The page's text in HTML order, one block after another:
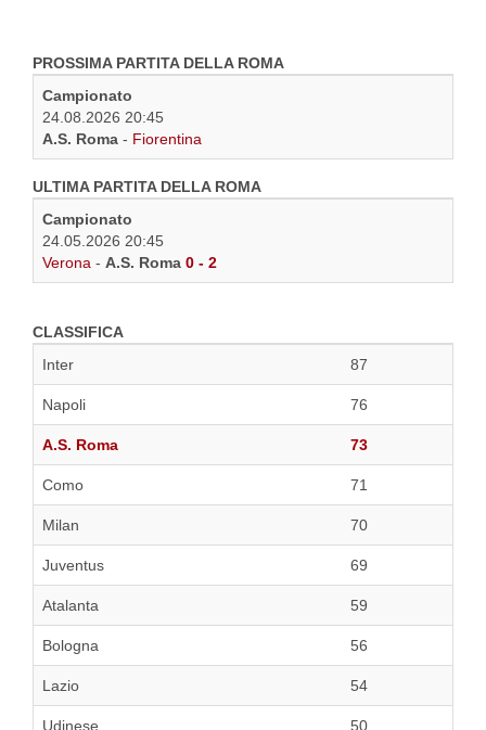
PROSSIMA PARTITA DELLA ROMA
Campionato
24.08.2026 20:45
A.S. Roma - Fiorentina
ULTIMA PARTITA DELLA ROMA
Campionato
24.05.2026 20:45
Verona - A.S. Roma 0 - 2
CLASSIFICA
Inter
87
Napoli 76
A.S. Roma 73
Como 71
Milan 70
Juventus 69
Atalanta 59
Bologna 56
Lazio 54
Udinese 50